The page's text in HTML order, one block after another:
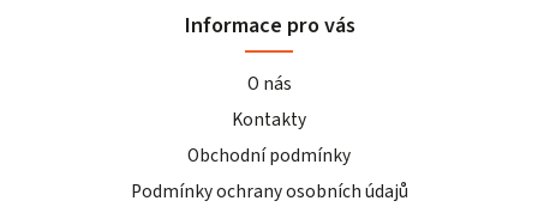
Informace pro vás
O nás
Kontakty
Obchodní podmínky
Podmínky ochrany osobních údajů